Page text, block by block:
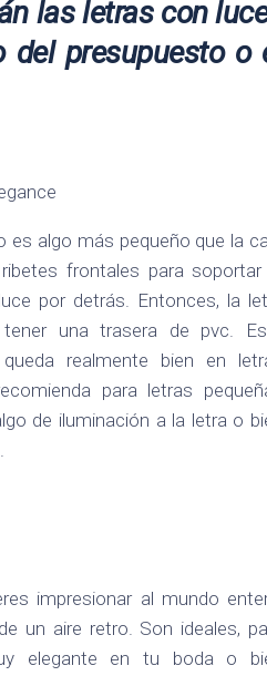
las letras con
del presupuesto o
es algo más pequeño que la
frontales para soportar
por detrás. Entonces, la
una trasera de pvc.
realmente bien en
para letras
de iluminación a la letra o
impresionar al mundo
un aire retro. Son ideales,
elegante en tu boda o